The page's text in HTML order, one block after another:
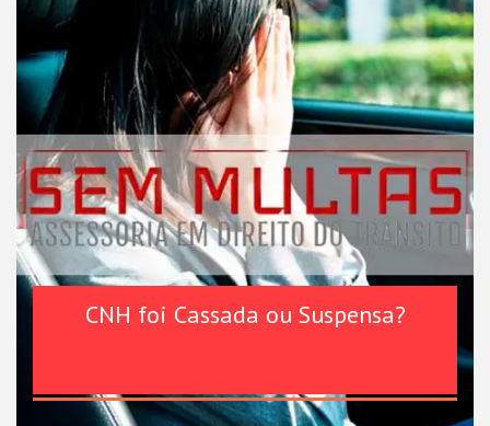
CNH foi Cassada ou Suspensa?